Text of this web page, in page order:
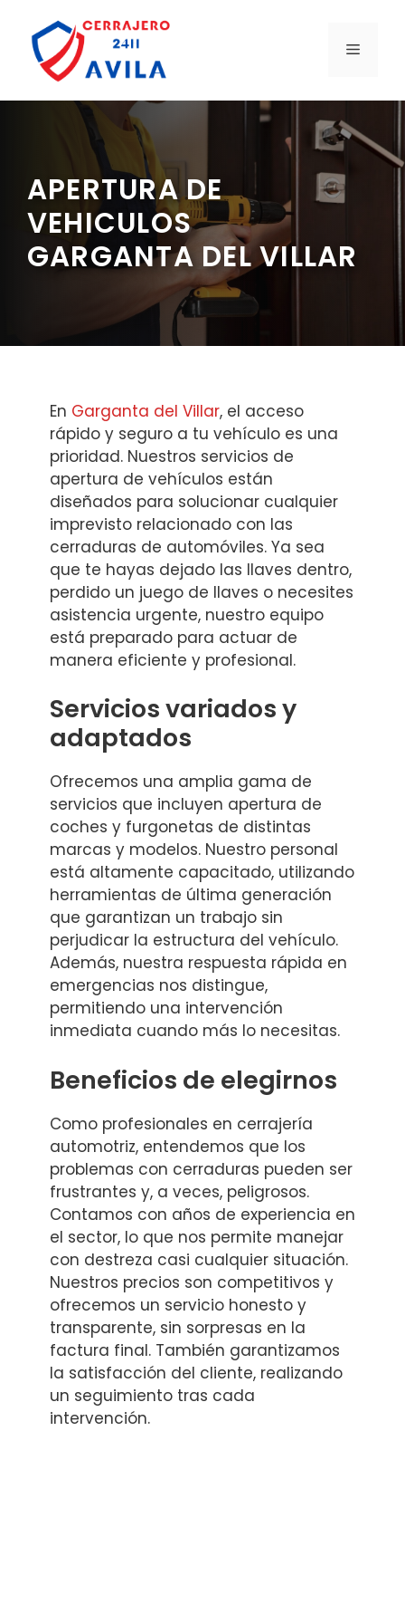
contenido
MENÚ
APERTURA DE
VEHICULOS
GARGANTA DEL VILLAR
En Garganta del Villar, el acceso
rápido y seguro a tu vehículo es una
prioridad. Nuestros servicios de
apertura de vehículos están
diseñados para solucionar cualquier
imprevisto relacionado con las
cerraduras de automóviles. Ya sea
que te hayas dejado las llaves dentro,
perdido un juego de llaves o necesites
asistencia urgente, nuestro equipo
está preparado para actuar de
manera eficiente y profesional.
Servicios variados y
adaptados
Ofrecemos una amplia gama de
servicios que incluyen apertura de
coches y furgonetas de distintas
marcas y modelos. Nuestro personal
está altamente capacitado, utilizando
herramientas de última generación
que garantizan un trabajo sin
perjudicar la estructura del vehículo.
Además, nuestra respuesta rápida en
emergencias nos distingue,
permitiendo una intervención
inmediata cuando más lo necesitas.
Beneficios de elegirnos
Como profesionales en cerrajería
automotriz, entendemos que los
problemas con cerraduras pueden ser
frustrantes y, a veces, peligrosos.
Contamos con años de experiencia en
el sector, lo que nos permite manejar
con destreza casi cualquier situación.
Nuestros precios son competitivos y
ofrecemos un servicio honesto y
transparente, sin sorpresas en la
factura final. También garantizamos
la satisfacción del cliente, realizando
un seguimiento tras cada
intervención.